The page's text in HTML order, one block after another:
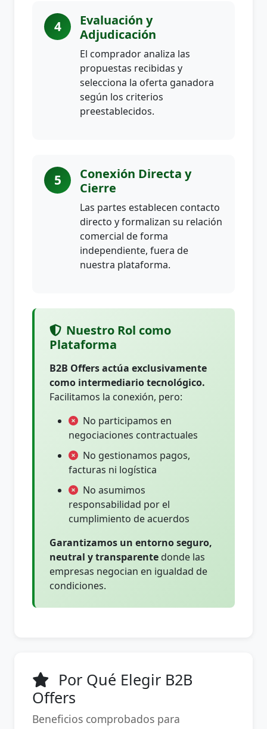
4
Evaluación y
Adjudicación
El comprador analiza las
propuestas recibidas y
selecciona la oferta ganadora
según los criterios
preestablecidos.
5
Conexión Directa y
Cierre
Las partes establecen contacto
directo y formalizan su relación
comercial de forma
independiente, fuera de
nuestra plataforma.
Nuestro Rol como
Plataforma
B2B Offers actúa exclusivamente
como intermediario tecnológico.
Facilitamos la conexión, pero:
No participamos en
negociaciones contractuales
No gestionamos pagos,
facturas ni logística
No asumimos
responsabilidad por el
cumplimiento de acuerdos
Garantizamos un entorno seguro,
neutral y transparente donde las
empresas negocian en igualdad de
condiciones.
Por Qué Elegir B2B
Offers
Beneficios comprobados para